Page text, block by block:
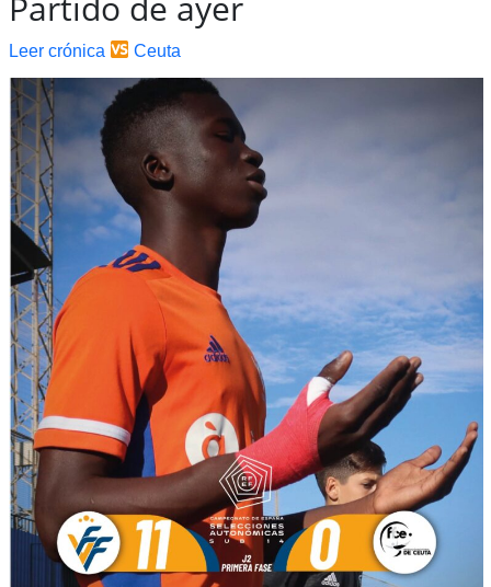
Leer crónica Ceuta